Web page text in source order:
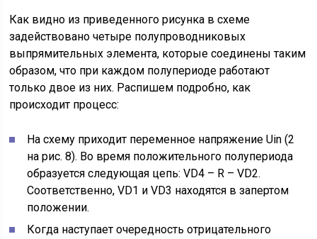
Как видно из приведенного рисунка в схеме
задействовано четыре полупроводниковых
выпрямительных элемента, которые соединены таким
образом, что при каждом полупериоде работают
только двое из них. Распишем подробно, как
происходит процесс:
На схему приходит переменное напряжение Uin (2
на рис. 8). Во время положительного полупериода
образуется следующая цепь: VD4 – R – VD2.
Соответственно, VD1 и VD3 находятся в запертом
положении.
Когда наступает очередность отрицательного